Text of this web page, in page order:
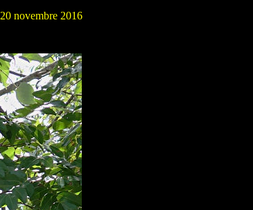
20 novembre 2016